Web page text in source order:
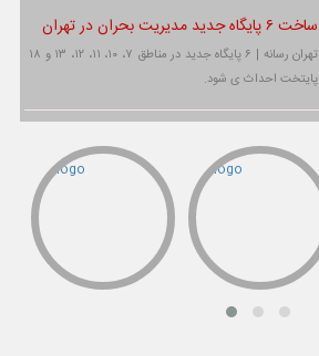
ساخت ۶ پایگاه جدید مدیریت بحران در تهران
تهران رسانه | ۶ پایگاه جدید در مناطق ۷، ۱۰، ۱۱، ۱۲، ۱۳ و ۱۸
پایتخت احداث ی شود.